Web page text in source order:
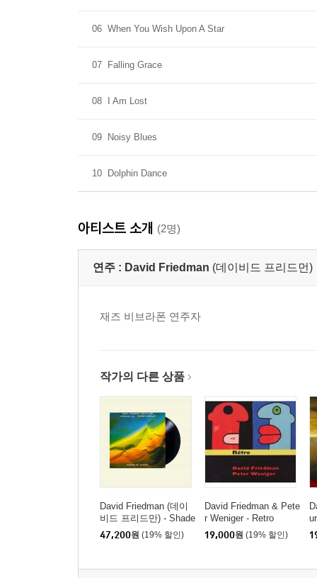
06 When You Wish Upon A Star
07 Falling Grace
08 I Am Lost
09 Noisy Blues
10 Dolphin Dance
아티스트 소개 (2명)
연주 : David Friedman (데이비드 프리드먼)
재즈 비브라폰 연주자
작가의 다른 상품
David Friedman (데이
비드 프리드만) - Shade
s of Change [LP]
47,200원 (19% 할인)
David Friedman & Pete
r Weniger - Retro
19,000원 (19% 할인)